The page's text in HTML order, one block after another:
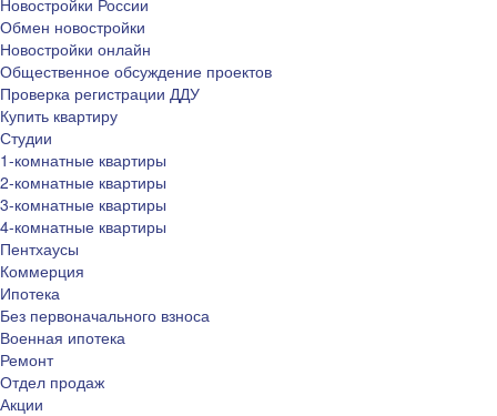
Новостройки России
Обмен новостройки
Новостройки онлайн
Общественное обсуждение проектов
Проверка регистрации ДДУ
Купить квартиру
Студии
1-комнатные квартиры
2-комнатные квартиры
3-комнатные квартиры
4-комнатные квартиры
Пентхаусы
Коммерция
Ипотека
Без первоначального взноса
Военная ипотека
Ремонт
Отдел продаж
Акции